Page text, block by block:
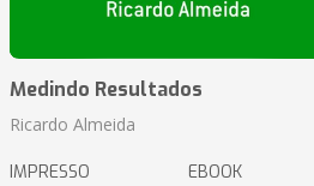
Medindo Resultados
Ricardo Almeida
IMPRESSO EBOOK